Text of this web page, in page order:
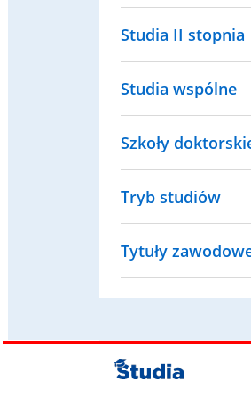
Studia II stopnia
Studia wspólne
Szkoły
Tryb studiów
Tytuły